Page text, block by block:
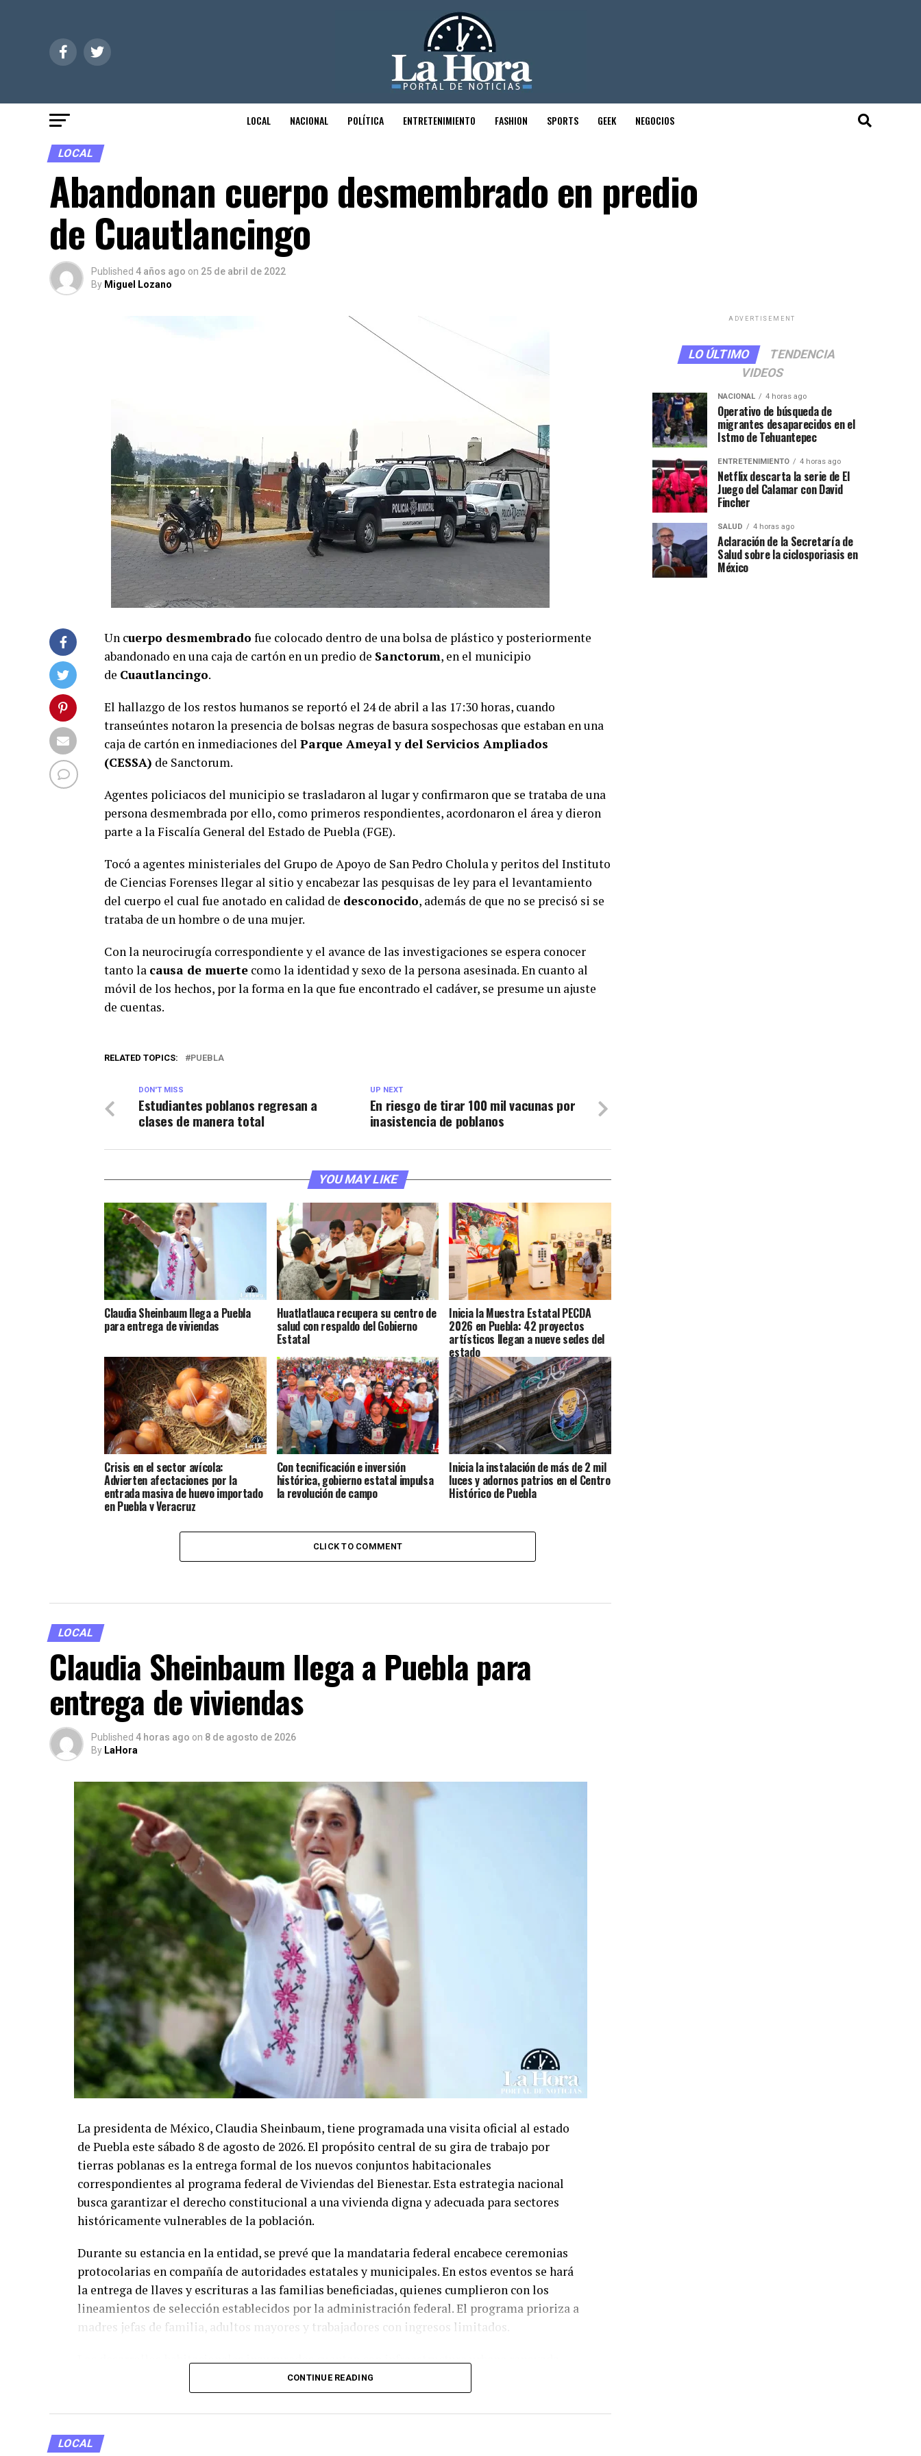
LOCAL NACIONAL POLÍTICA ENTRETENIMIENTO FASHION SPORTS GEEK NEGOCIOS
LOCAL
Abandonan cuerpo desmembrado en predio
de Cuautlancingo
Published 4 años ago on 25 de abril de 2022
By Miguel Lozano
Un cuerpo desmembrado fue colocado dentro de una bolsa de plástico y posteriormente
abandonado en una caja de cartón en un predio de Sanctorum, en el municipio
de Cuautlancingo.
El hallazgo de los restos humanos se reportó el 24 de abril a las 17:30 horas, cuando
transeúntes notaron la presencia de bolsas negras de basura sospechosas que estaban en una
caja de cartón en inmediaciones del Parque Ameyal y del Servicios Ampliados
(CESSA) de Sanctorum.
Agentes policiacos del municipio se trasladaron al lugar y confirmaron que se trataba de una
persona desmembrada por ello, como primeros respondientes, acordonaron el área y dieron
parte a la Fiscalía General del Estado de Puebla (FGE).
Tocó a agentes ministeriales del Grupo de Apoyo de San Pedro Cholula y peritos del Instituto
de Ciencias Forenses llegar al sitio y encabezar las pesquisas de ley para el levantamiento
del cuerpo el cual fue anotado en calidad de desconocido, además de que no se precisó si se
trataba de un hombre o de una mujer.
Con la neurocirugía correspondiente y el avance de las investigaciones se espera conocer
tanto la causa de muerte como la identidad y sexo de la persona asesinada. En cuanto al
móvil de los hechos, por la forma en la que fue encontrado el cadáver, se presume un ajuste
de cuentas.
RELATED TOPICS: PUEBLA
UP NEXT
En riesgo de tirar 100 mil vacunas por
inasistencia de poblanos
DON'T MISS
Estudiantes poblanos regresan a
clases de manera total
YOU MAY LIKE
Claudia Sheinbaum llega a Puebla
para entrega de viviendas
Huatlatlauca recupera su centro de
salud con respaldo del Gobierno
Estatal
Inicia la Muestra Estatal PECDA
2026 en Puebla: 42 proyectos
artísticos llegan a nueve sedes del
estado
Crisis en el sector avícola:
Advierten afectaciones por la
entrada masiva de huevo importado
en Puebla y Veracruz
Con tecnificación e inversión
histórica, gobierno estatal impulsa
la revolución de campo
Inicia la instalación de más de 2 mil
luces y adornos patrios en el Centro
Histórico de Puebla
CLICK TO COMMENT
LOCAL
Claudia Sheinbaum llega a Puebla para
entrega de viviendas
Published 4 horas ago on 8 de agosto de 2026
By LaHora
La presidenta de México, Claudia Sheinbaum, tiene programada una visita oficial al estado
de Puebla este sábado 8 de agosto de 2026. El propósito central de su gira de trabajo por
tierras poblanas es la entrega formal de los nuevos conjuntos habitacionales
correspondientes al programa federal de Viviendas del Bienestar. Esta estrategia nacional
busca garantizar el derecho constitucional a una vivienda digna y adecuada para sectores
históricamente vulnerables de la población.
Durante su estancia en la entidad, se prevé que la mandataria federal encabece ceremonias
protocolarias en compañía de autoridades estatales y municipales. En estos eventos se hará
la entrega de llaves y escrituras a las familias beneficiadas, quienes cumplieron con los
lineamientos de selección establecidos por la administración federal. El programa prioriza a
madres jefas de familia, adultos mayores y trabajadores con ingresos limitados.
Los desarrollos habitacionales inaugurados cuentan con infraestructura urbana renovada,
servicios básicos garantizados y áreas comunes diseñadas para fomentar la convivencia
comunitaria. Asimismo, las edificaciones incorporan criterios de sustentabilidad ambiental y
eficiencia energética, alineándose con las metas de desarrollo sostenible planteadas por el
Gobierno Federal para el presente sexenio.
CONTINUE READING
LOCAL
ADVERTISEMENT
LO ÚLTIMO
TENDENCIA
VIDEOS
NACIONAL 4 horas ago
Operativo de búsqueda de
migrantes desaparecidos en el
Istmo de Tehuantepec
ENTRETENIMIENTO 4 horas ago
Netflix descarta la serie de El
Juego del Calamar con David
Fincher
SALUD 4 horas ago
Aclaración de la Secretaría de
Salud sobre la ciclosporiasis en
México